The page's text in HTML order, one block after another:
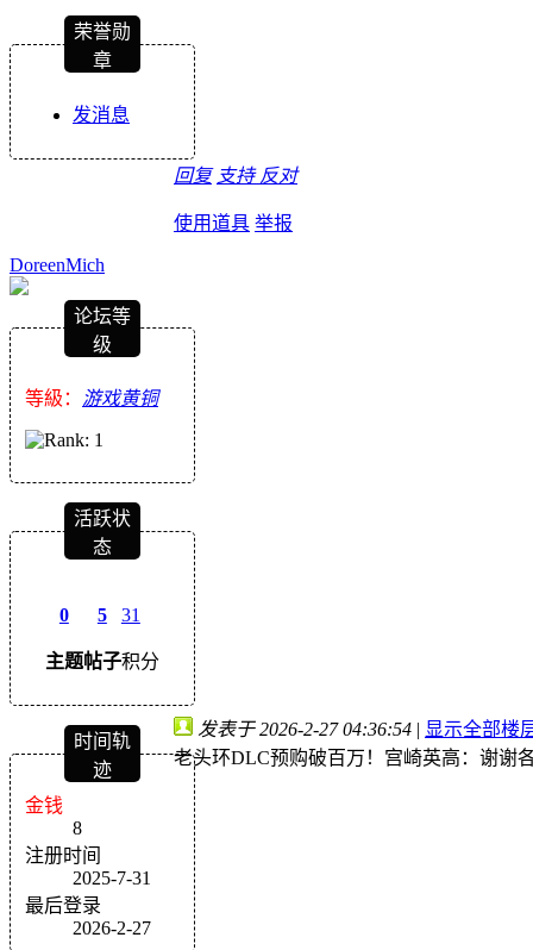
荣誉勋
章
发消息
回复 支持 反对
使用道具 举报
DoreenMich
论坛等
级
等級： 游戏黄铜
活跃状
态
0
主题
5
帖子
31
积分
时间轨
迹
金钱
8
注册时间
2025-7-31
最后登录
2026-2-27
发表于 2026-2-27 04:36:54 | 显示全部楼
老头环DLC预购破百万！宫崎英高：谢谢